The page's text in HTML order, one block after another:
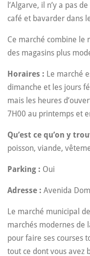
l’Algarve, il n’y a pas
café et bavarder dans
Ce marché combine le
des magasins plus
Horaires : Le marché
dimanche et les jours
mais les heures
7H00 au printemps et
Qu’est ce qu’on y
poisson, viande,
Parking : Oui
Adresse : Avenida
Le marché municipal
marchés modernes de
pour faire ses courses
tout ce dont vous avez